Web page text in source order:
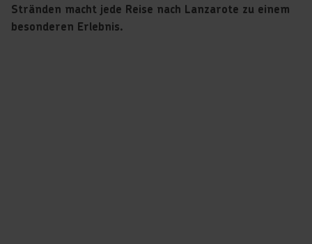
Stränden macht jede Reise nach Lanzarote zu einem
besonderen Erlebnis.